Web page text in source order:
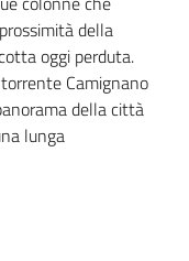
della
oggi perduta.
Camignano
della città
lunga